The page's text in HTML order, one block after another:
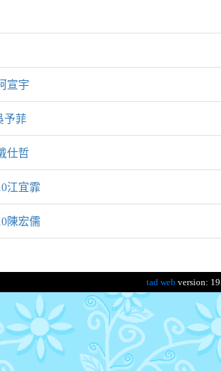
宣宇
予菲
仕哲
江宜霏
陳宏儒
tad web version: